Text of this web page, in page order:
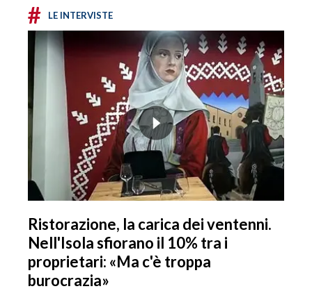
# LE INTERVISTE
Ristorazione, la carica dei ventenni.
Nell'Isola sfiorano il 10% tra i
proprietari: «Ma c'è troppa
burocrazia»